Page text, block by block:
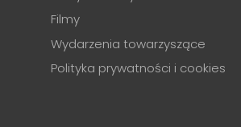
Filmy
Wydarzenia towarzyszące
Polityka prywatności i cookies